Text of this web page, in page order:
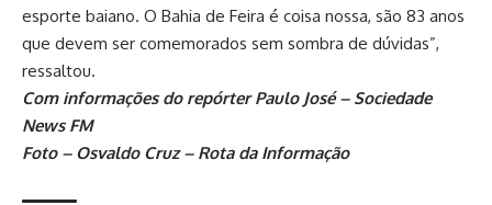
esporte baiano. O Bahia de Feira é coisa nossa, são 83 anos
que devem ser comemorados sem sombra de dúvidas”,
ressaltou.
Com informações do repórter Paulo José – Sociedade
News FM
Foto – Osvaldo Cruz – Rota da Informação